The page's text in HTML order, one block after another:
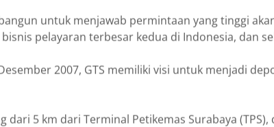
untuk menjawab permintaan yang tinggi
pelayaran terbesar kedua di Indonesia, dan
2007, GTS memiliki visi untuk menjadi
dari 5 km dari Terminal Petikemas Surabaya